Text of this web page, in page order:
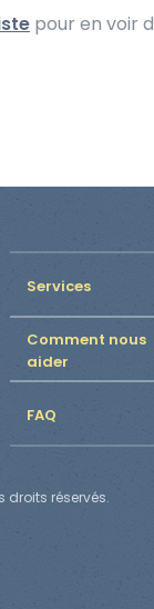
pour en voir
Services
Comment nous
aider
FAQ
droits réservés.